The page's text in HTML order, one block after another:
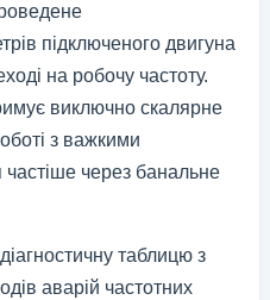
підключеного двигуна
на робочу частоту.
виключно скалярне
з важкими
частіше через банальне
таблицю з
аварій частотних